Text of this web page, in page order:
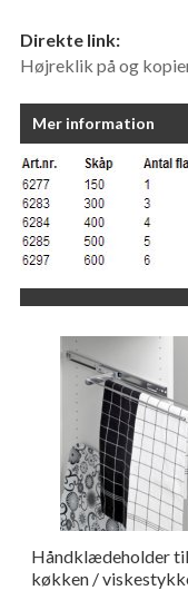
Direkte link:
Højreklik på og
Mer information
Håndklædeholder til
køkken /